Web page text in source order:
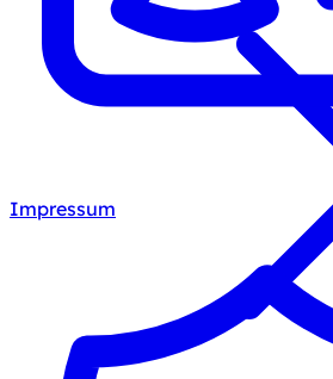
Impressum